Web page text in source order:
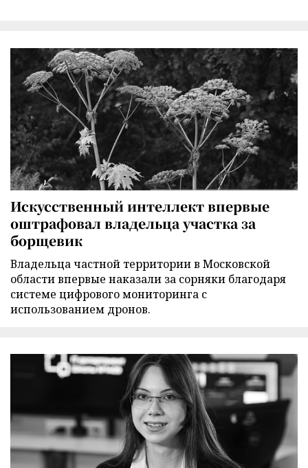
Искусственный интеллект впервые
оштрафовал владельца участка за
борщевик
Владельца частной территории в Московской
области впервые наказали за сорняки благодаря
системе цифрового мониторинга с
использованием дронов.